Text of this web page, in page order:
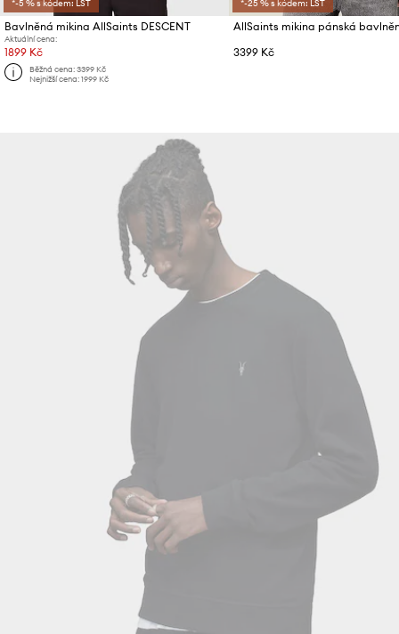
*-5 % s kódem: LST
Bavlněná mikina AllSaints DESCENT
Aktuální cena:
1899 Kč
Běžná cena:3399 Kč
Nejnižší cena:1999 Kč
*-25 % s kódem: LST
AllSaints mikina pánská
3399 Kč